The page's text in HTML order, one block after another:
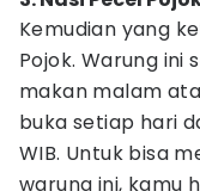
Kemudian yang
Pojok. Warung
makan malam
buka setiap hari
WIB. Untuk bisa
warung ini, kamu